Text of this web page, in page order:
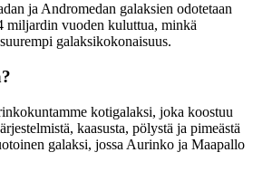
ja Andromedan galaksien odotetaan
miljardin vuoden kuluttua, minkä
galaksikokonaisuus.
kotigalaksi, joka koostuu
kaasusta, pölystä ja pimeästä
galaksi, jossa Aurinko ja Maapallo